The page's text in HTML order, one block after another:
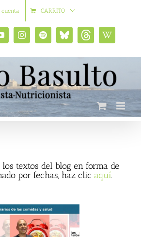
CARRITO
YouTubeInstagramSpotifyBluesky
social
ThreadsWikipedia
textos del blog en forma de
por fechas, haz clic aquí.